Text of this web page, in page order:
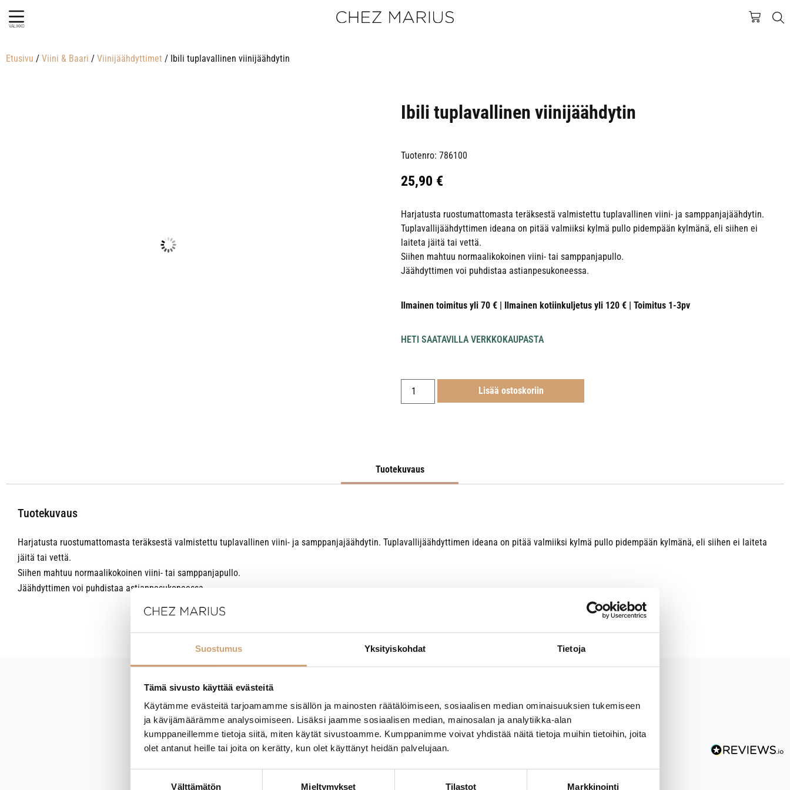
Suostumus Yksityiskohdat Tietoja
Tämä sivusto käyttää evästeitä
Käytämme evästeitä tarjoamamme sisällön ja mainosten räätälöimiseen, sosiaalisen median ominaisuuksien tukemiseen
ja kävijämäärämme analysoimiseen. Lisäksi jaamme sosiaalisen median, mainosalan ja analytiikka-alan
kumppaneillemme tietoja siitä, miten käytät sivustoamme. Kumppanimme voivat yhdistää näitä tietoja muihin tietoihin, joita
olet antanut heille tai joita on kerätty, kun olet käyttänyt heidän palvelujaan.
Välttämätön Mieltymykset Tilastot Markkinointi
VALIKKO
Etusivu / Viini & Baari / Viinijäähdyttimet / Ibili tuplavallinen viinijäähdytin
Ibili tuplavallinen viinijäähdytin
Tuotenro: 786100
25,90 €
Harjatusta ruostumattomasta teräksestä valmistettu tuplavallinen viini- ja samppanjajäähdytin.
Tuplavallijäähdyttimen ideana on pitää valmiiksi kylmä pullo pidempään kylmänä, eli siihen ei
laiteta jäitä tai vettä.
Siihen mahtuu normaalikokoinen viini- tai samppanjapullo.
Jäähdyttimen voi puhdistaa astianpesukoneessa.
Ilmainen toimitus yli 70 € | Ilmainen kotiinkuljetus yli 120 € | Toimitus 1-3pv
HETI SAATAVILLA VERKKOKAUPASTA
Lisää ostoskoriin
Tuotekuvaus
Tuotekuvaus
Harjatusta ruostumattomasta teräksestä valmistettu tuplavallinen viini- ja samppanjajäähdytin. Tuplavallijäähdyttimen ideana on pitää valmiiksi kylmä pullo pidempään kylmänä, eli siihen ei laiteta
jäitä tai vettä.
Siihen mahtuu normaalikokoinen viini- tai samppanjapullo.
Jäähdyttimen voi puhdistaa astianpesukoneessa.